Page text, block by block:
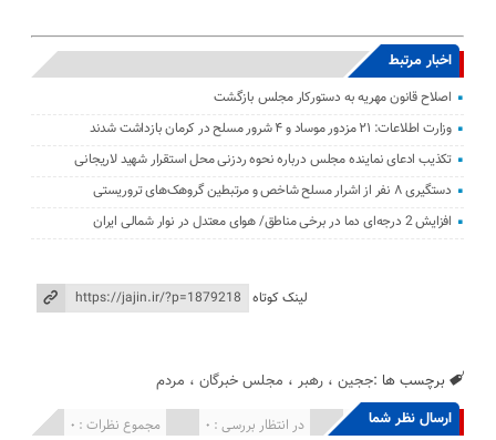
اخبار مرتبط
اصلاح قانون مهریه به دستورکار مجلس بازگشت
وزارت اطلاعات: ۲۱ مزدور موساد و ۴ شرور مسلح در کرمان بازداشت شدند
تکذیب ادعای نماینده مجلس درباره نحوه ردزنی محل استقرار شهید لاریجانی
دستگیری ۸ نفر از اشرار مسلح شاخص و مرتبطین گروهک‌های تروریستی
افزایش 2 درجه‌ای دما در برخی مناطق/ هوای معتدل در نوار شمالی ایران
لینک کوتاه
برچسب ها :ججین ،رهبر ، مجلس خبرگان ، مردم
ارسال نظر شما مجموع نظرات : 0 در انتظار بررسی : 0 انتشار یافته : 0